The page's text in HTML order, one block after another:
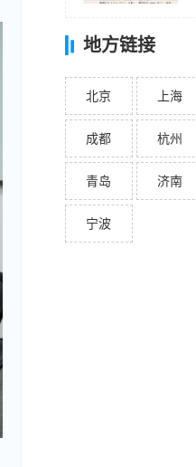
地方链接
北京 上海
成都 杭州
青岛 济南
宁波